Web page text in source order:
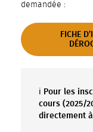
demandée :
FICHE
ℹ️ Pour les
cours (2025/
directement